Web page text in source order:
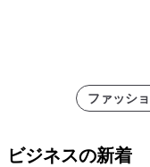
ファッシ
ビジネスの新着